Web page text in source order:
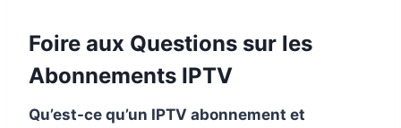
Foire aux Questions sur les
Abonnements IPTV
Qu’est-ce qu’un IPTV abonnement et